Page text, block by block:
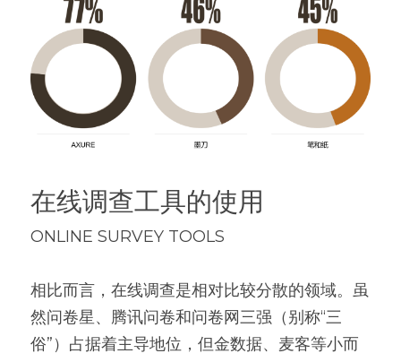
在线调查工具的使用
ONLINE SURVEY TOOLS
相比而言，在线调查是相对比较分散的领域。虽
然问卷星、腾讯问卷和问卷网三强（别称“三
俗”）占据着主导地位，但金数据、麦客等小而